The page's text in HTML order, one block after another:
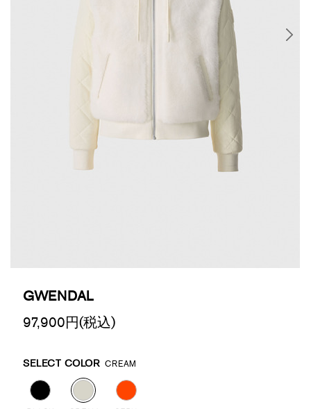
GWENDAL
97,900円(税込)
Variations
SELECT COLOR CREAM